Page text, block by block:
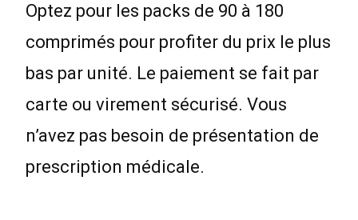
Optez pour les packs de 90 à 180
comprimés pour profiter du prix le plus
bas par unité. Le paiement se fait par
carte ou virement sécurisé. Vous
n’avez pas besoin de présentation de
prescription médicale.